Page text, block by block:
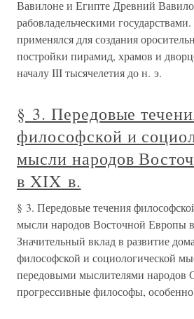
Вавилоне и Египте Древний
рабовладельческими
применялся для создания
постройки пирамид, храмов и
началу III тысячелетия до н. э.
§ 3. Передовые
философской и
мысли народов
в XIX в.
§ 3. Передовые течения
мысли народов Восточной Европы
Значительный вклад в развитие
философской и социологической
передовыми мыслителями народов
прогрессивные философы, особенно